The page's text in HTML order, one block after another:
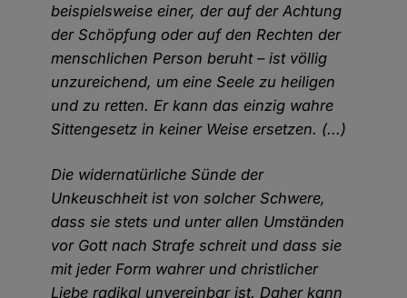
beispielsweise einer, der auf der Achtung
der Schöpfung oder auf den Rechten der
menschlichen Person beruht – ist völlig
unzureichend, um eine Seele zu heiligen
und zu retten. Er kann das einzig wahre
Sittengesetz in keiner Weise ersetzen. (...)
Die widernatürliche Sünde der
Unkeuschheit ist von solcher Schwere,
dass sie stets und unter allen Umständen
vor Gott nach Strafe schreit und dass sie
mit jeder Form wahrer und christlicher
Liebe radikal unvereinbar ist. Daher kann